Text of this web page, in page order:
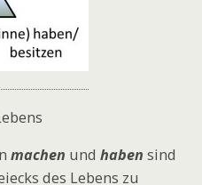
machen und haben sind
des Lebens zu